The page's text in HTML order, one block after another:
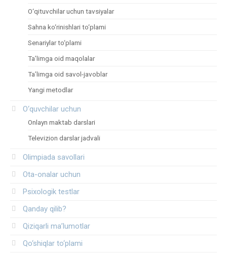
O‘qituvchilar uchun tavsiyalar
Sahna ko‘rinishlari to‘plami
Senariylar to‘plami
Ta’limga oid maqolalar
Ta’limga oid savol-javoblar
Yangi metodlar
O‘quvchilar uchun
Onlayn maktab darslari
Televizion darslar jadvali
Olimpiada savollari
Ota-onalar uchun
Psixologik testlar
Qanday qilib?
Qiziqarli ma’lumotlar
Qo‘shiqlar to‘plami